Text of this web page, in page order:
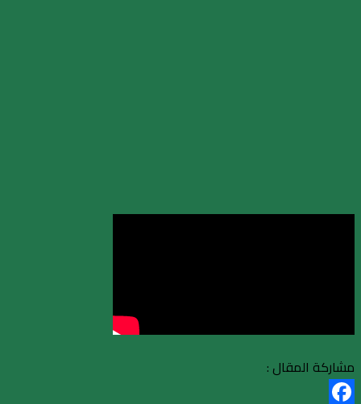
مشاركة المقال :